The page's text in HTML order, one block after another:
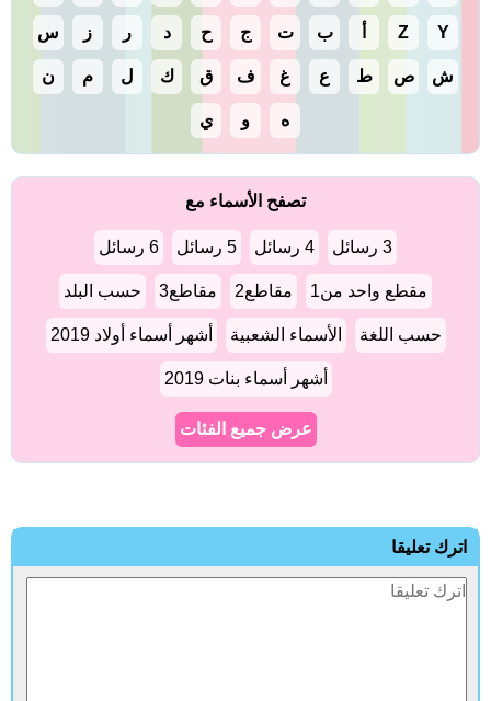
Y
Z ب ت ج ح د ر ز س
ش ص ط ع غ ف ق ك ل م ن
ه و ي
تصفح الأسماء مع
3 رسائل 4 رسائل 5 رسائل 6 رسائل
مقطع واحد من1 مقاطع2 مقاطع3 حسب البلد
حسب اللغة الأسماء الشعبية أشهر أسماء أولاد 2019
أشهر أسماء بنات 2019
عرض جميع الفئات
اترك تعليقا